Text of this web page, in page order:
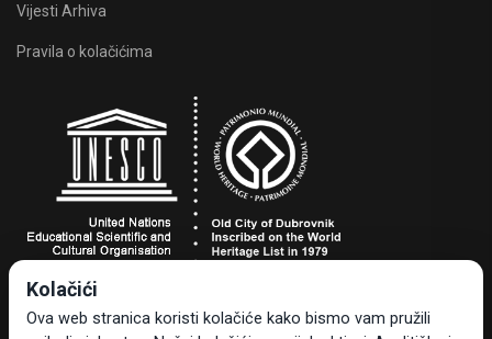
Vijesti Arhiva
Pravila o kolačićima
Turistička zajednica grada Dubrovnika
Kolačići
Ova web stranica koristi kolačiće kako bismo vam pružili